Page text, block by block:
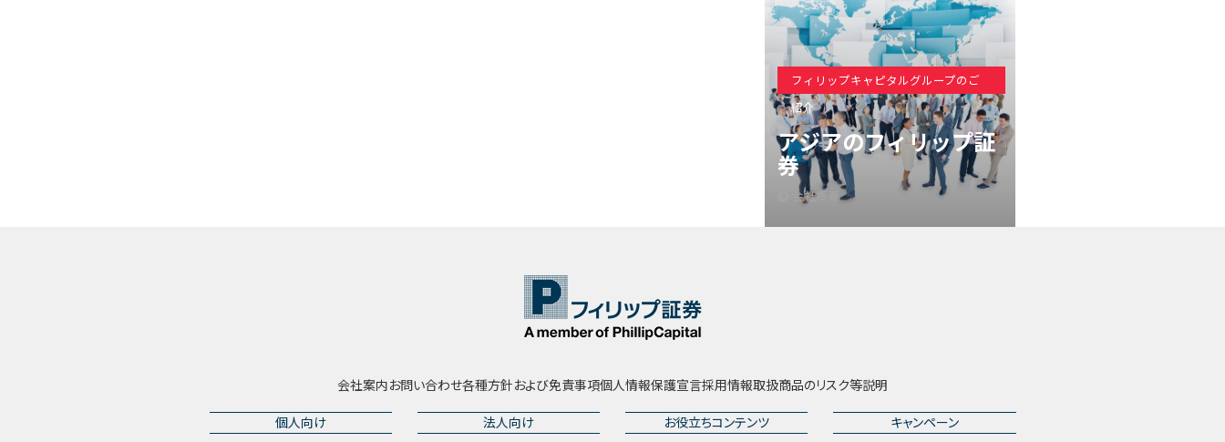
フィリップキャピタルグループのご
紹介
アジアのフィリップ証
券
会社概要
会社案内お問い合わせ各種方針および免責事項個人情報保護宣言採用情報取扱商品のリスク等説明
個人向け
法人向け
お役立ちコンテンツ
キャンペーン